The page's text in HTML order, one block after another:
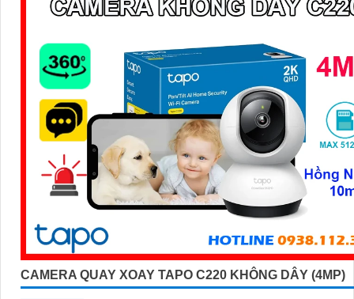
CAMERA QUAY XOAY TAPO C220 KHÔNG DÂY (4MP)